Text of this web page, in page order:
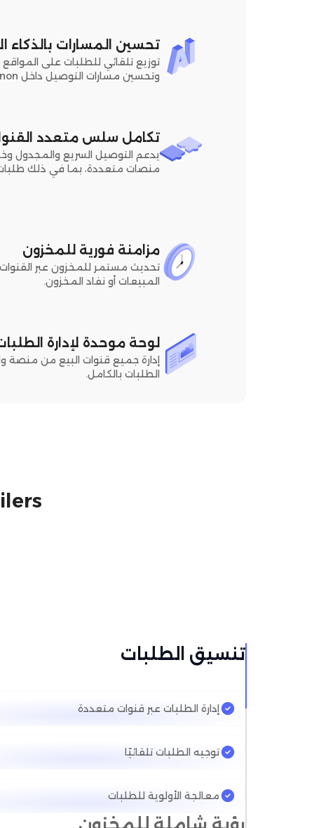
تحسين المسارات بالذكاء
توزيع تلقائي للطلبات على المواقع
وتحسين مسارات التوصيل داخل Lebanon.
تكامل سلس متعدد
يدعم التوصيل السريع والمجدول
منصات متعددة، بما في ذلك طلبات
مزامنة فورية للمخزون
تحديث مستمر للمخزون عبر
المبيعات أو نفاد المخزون.
لوحة موحدة لإدارة
إدارة جميع قنوات البيع من منصة
الطلبات بالكامل.
تنسيق الطلبات
إدارة الطلبات عبر قنوات متعددة
توجيه الطلبات تلقائيًا
معالجة الأولوية للطلبات